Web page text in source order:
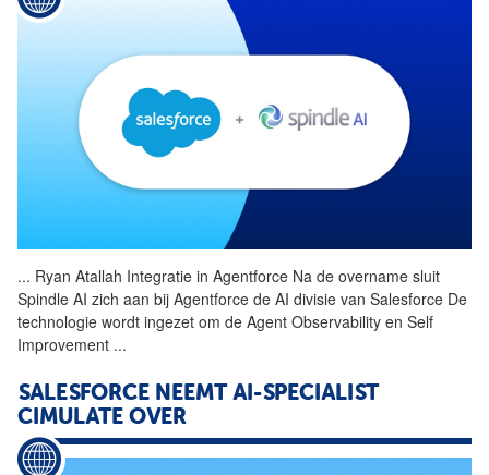
... Ryan Atallah Integratie in Agentforce Na de overname sluit
Spindle AI zich aan bij Agentforce de AI divisie van Salesforce De
technologie wordt ingezet om de Agent Observability en Self
Improvement ...
SALESFORCE NEEMT AI-SPECIALIST
CIMULATE OVER